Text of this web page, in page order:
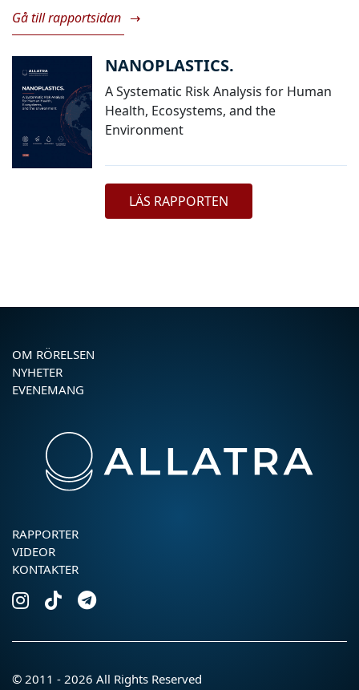
Gå till rapportsidan →
NANOPLASTICS.
A Systematic Risk Analysis for Human
Health, Ecosystems, and the
Environment
LÄS RAPPORTEN
OM RÖRELSEN
NYHETER
EVENEMANG
RAPPORTER
VIDEOR
KONTAKTER
© 2011 - 2026 All Rights Reserved